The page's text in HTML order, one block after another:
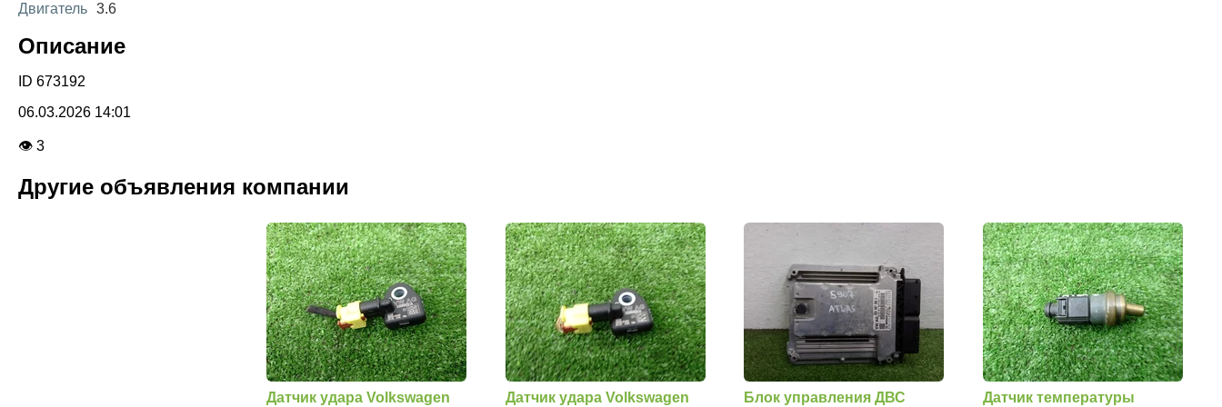
Двигатель 3.6
Описание
ID 673192
06.03.2026 14:01
👁 3
Другие объявления компании
Датчик удара Volkswagen
Датчик удара Volkswagen
Блок управления ДВС
Датчик температуры